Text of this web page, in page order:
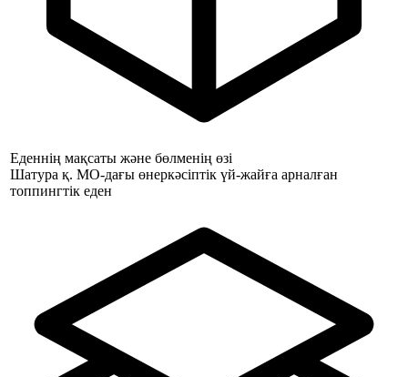
Еденнің мақсаты және бөлменің өзі
Шатура қ. МО-дағы өнеркәсіптік үй-жайға арналған
топпингтік еден